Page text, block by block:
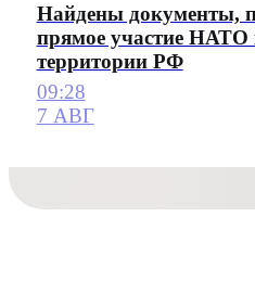
Найдены документы,
прямое участие НАТО
территории РФ
09:28
7 АВГ